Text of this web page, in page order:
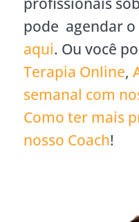
pode agendar
aqui. Ou você
Terapia Online,
semanal com
Como ter mais
nosso Coach!